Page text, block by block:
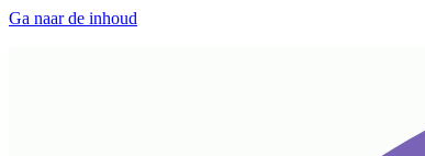
Ga naar de inhoud